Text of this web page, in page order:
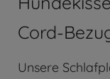
Cord-
Unsere